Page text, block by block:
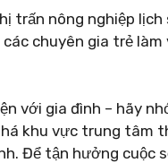
trấn nông nghiệp
chuyên gia trẻ
với gia đình – hãy
khu vực trung tâm
Để tận hưởng cuộc